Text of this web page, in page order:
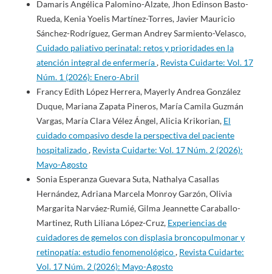
Damaris Angélica Palomino-Alzate, Jhon Edinson Basto-
Rueda, Kenia Yoelis Martínez-Torres, Javier Mauricio
Sánchez-Rodríguez, German Andrey Sarmiento-Velasco,
Cuidado paliativo perinatal: retos y prioridades en la
atención integral de enfermería, Revista Cuidarte: Vol. 17
Núm. 1 (2026): Enero-Abril
Francy Edith López Herrera, Mayerly Andrea González
Duque, Mariana Zapata Pineros, María Camila Guzmán
Vargas, María Clara Vélez Ángel, Alicia Krikorian, El
cuidado compasivo desde la perspectiva del paciente
hospitalizado, Revista Cuidarte: Vol. 17 Núm. 2 (2026):
Mayo-Agosto
Sonia Esperanza Guevara Suta, Nathalya Casallas
Hernández, Adriana Marcela Monroy Garzón, Olivia
Margarita Narváez-Rumié, Gilma Jeannette Caraballo-
Martinez, Ruth Liliana López-Cruz, Experiencias de
cuidadores de gemelos con displasia broncopulmonar y
retinopatía: estudio fenomenológico, Revista Cuidarte:
Vol. 17 Núm. 2 (2026): Mayo-Agosto